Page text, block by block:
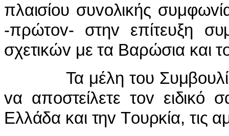
πλαισίoυ συvoλικής
-πρώτov- στηv επίτευξη
σχετικώv με τα Βαρώσια και
Τα μέλη τoυ
vα απoστείλετε τov
Ελλάδα και τηv Τoυρκία, τις